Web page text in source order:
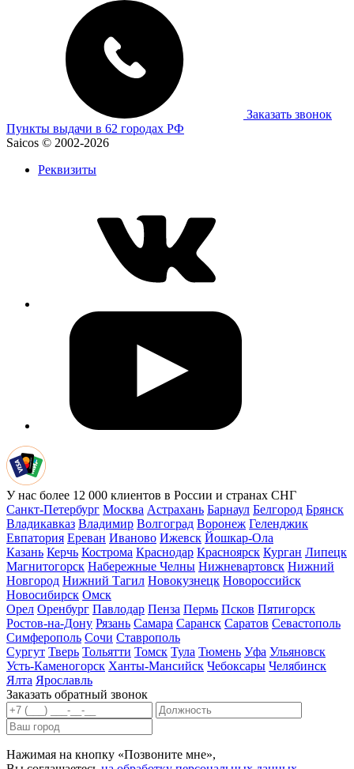
Заказать звонок
Пункты выдачи в 62 городах РФ
Saicos © 2002-2026
Реквизиты
У нас более 12 000 клиентов в России и странах СНГ
Санкт-Петербург Москва Астрахань Барнаул Белгород Брянск
Владикавказ Владимир Волгоград Воронеж Геленджик
Евпатория Ереван Иваново Ижевск Йошкар-Ола
Казань Керчь Кострома Краснодар Красноярск Курган Липецк
Магнитогорск Набережные Челны Нижневартовск Нижний
Новгород Нижний Тагил Новокузнецк Новороссийск
Новосибирск Омск
Орел Оренбург Павлодар Пенза Пермь Псков Пятигорск
Ростов-на-Дону Рязань Самара Саранск Саратов Севастополь
Симферополь Сочи Ставрополь
Сургут Тверь Тольятти Томск Тула Тюмень Уфа Ульяновск
Усть-Каменогорск Ханты-Мансийск Чебоксары Челябинск
Ялта Ярославль
Заказать обратный звонок
Нажимая на кнопку «Позвоните мне»,